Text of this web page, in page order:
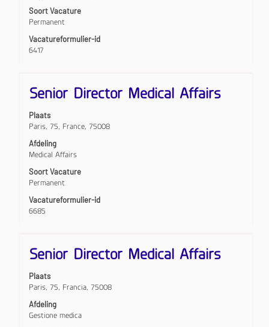
Soort Vacature
Permanent
Vacatureformulier-id
6417
de
functiegegevens
weer
te
Titel
Senior Director Medical Affairs
Plaats
Paris, 75, France, 75008
Afdeling
Medical Affairs
Soort Vacature
Permanent
Vacatureformulier-id
6685
Selecteer
deze
om
de
volledige
inhoud
de
functiegegevens
weer
te
Titel
Senior Director Medical Affairs
Plaats
Paris, 75, Francia, 75008
Afdeling
Gestione medica
Selecteer
deze
om
de
volledige
inhoud